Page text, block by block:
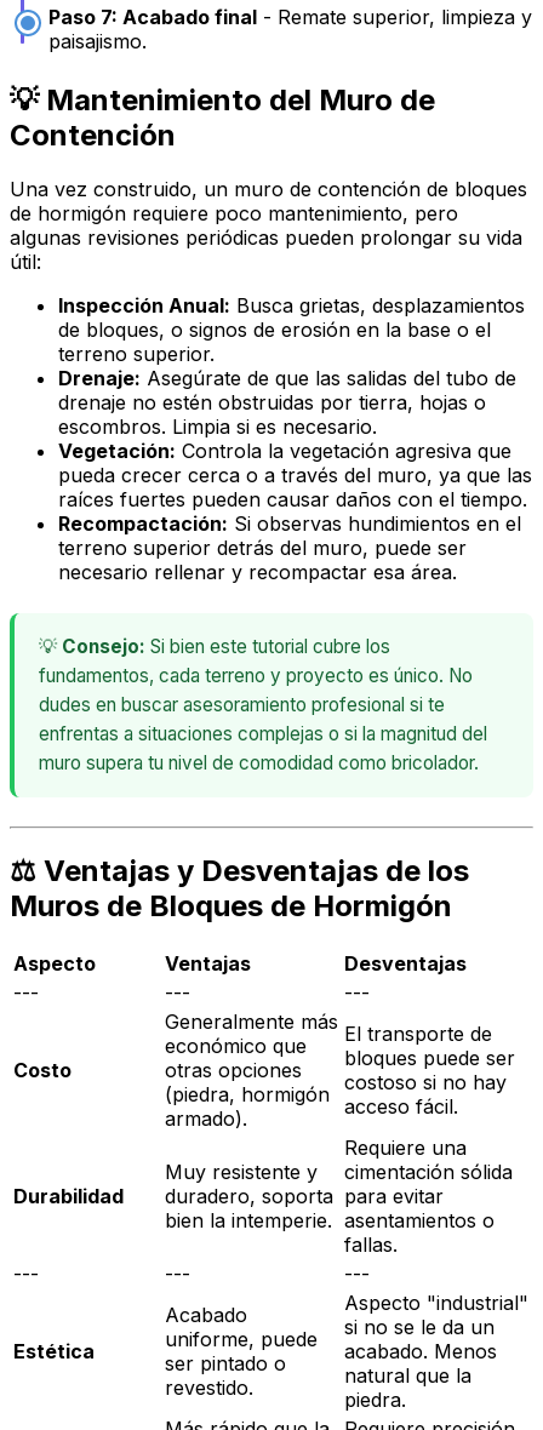
Paso 7: Acabado final - Remate superior, limpieza y
paisajismo.
💡 Mantenimiento del Muro de
Contención
Una vez construido, un muro de contención de bloques
de hormigón requiere poco mantenimiento, pero
algunas revisiones periódicas pueden prolongar su vida
útil:
Inspección Anual: Busca grietas, desplazamientos
de bloques, o signos de erosión en la base o el
terreno superior.
Drenaje: Asegúrate de que las salidas del tubo de
drenaje no estén obstruidas por tierra, hojas o
escombros. Limpia si es necesario.
Vegetación: Controla la vegetación agresiva que
pueda crecer cerca o a través del muro, ya que las
raíces fuertes pueden causar daños con el tiempo.
Recompactación: Si observas hundimientos en el
terreno superior detrás del muro, puede ser
necesario rellenar y recompactar esa área.
💡 Consejo: Si bien este tutorial cubre los
fundamentos, cada terreno y proyecto es único. No
dudes en buscar asesoramiento profesional si te
enfrentas a situaciones complejas o si la magnitud del
muro supera tu nivel de comodidad como bricolador.
⚖️ Ventajas y Desventajas de los
Muros de Bloques de Hormigón
Aspecto Ventajas
Desventajas
---
--- ---
Costo
Generalmente más
económico que
otras opciones
(piedra, hormigón
armado).
El transporte de
bloques puede ser
costoso si no hay
acceso fácil.
Durabilidad
Muy resistente y
duradero, soporta
bien la intemperie.
Requiere una
cimentación sólida
para evitar
asentamientos o
fallas.
---
--- ---
Estética
Acabado
uniforme, puede
ser pintado o
revestido.
Aspecto "industrial"
si no se le da un
acabado. Menos
natural que la
piedra.